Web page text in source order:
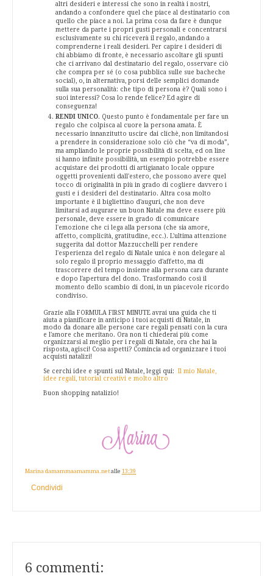
altri desideri e interessi che sono in realtà i nostri,
andando a confondere quel che piace al destinatario con
quello che piace a noi. La prima cosa da fare è dunque
mettere da parte i propri gusti personali e concentrarsi
esclusivamente su chi riceverà il regalo, andando a
comprenderne i reali desideri. Per capire i desideri di
chi abbiamo di fronte, è necessario ascoltare gli spunti
che ci arrivano dal destinatario del regalo, osservare ciò
che compra per sé (o cosa pubblica sulle sue bacheche
social), o, in alternativa, porsi delle semplici domande
sulla sua personalità: che tipo di persona è? Quali sono i
suoi interessi? Cosa lo rende felice? Ed agire di
conseguenza!
RENDI UNICO. Questo punto è fondamentale per fare un
regalo che colpisca al cuore la persona amata. È
necessario innanzitutto uscire dai clichè, non limitandosi
a prendere in considerazione solo ciò che “va di moda”,
ma ampliando le proprie possibilità di scelta, ed on line
si hanno infinite possibilità, un esempio potrebbe essere
acquistare dei prodotti di artigianato locale oppure
oggetti provenienti dall'estero, che possono avere quel
tocco di originalità in più in grado di cogliere davvero i
gusti e i desideri del destinatario. Altra cosa molto
importante è il bigliettino d'auguri, che non deve
limitarsi ad augurare un buon Natale ma deve essere più
personale, deve essere in grado di comunicare
l'emozione che ci lega alla persona (che sia amore,
affetto, complicità, gratitudine, ecc.). L'ultima attenzione
suggerita dal dottor Mazzucchelli per rendere
l'esperienza del regalo di Natale unica è non delegare al
solo regalo il proprio messaggio d'affetto, ma di
trascorrere del tempo insieme alla persona cara durante
e dopo l'apertura del dono. Trasformando così il
momento dello scambio di doni, in un piacevole ricordo
condiviso.
Grazie alla FORMULA FIRST MINUTE avrai una guida che ti
aiuta a pianificare in anticipo i tuoi acquisti di Natale, in
modo da donare alle persone care regali pensati con la cura
e l'amore che meritano. Ora non ti chiederai più come
organizzarsi al meglio per i regali di Natale, ora che hai la
risposta, agisci! Cosa aspetti? Comincia ad organizzare i tuoi
acquisti natalizi!
Se cerchi idee e spunti sul Natale, leggi qui:
Il mio Natale,
idee regali, tutorial creativi e molto altro
Buon shopping natalizio!
Marina damammaamamma.net alle 13:39
Condividi
6 commenti: